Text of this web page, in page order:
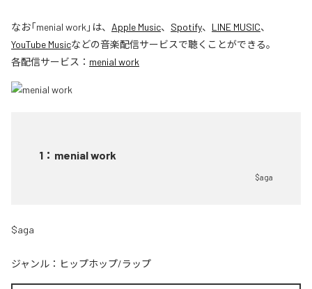
なお「menial work 」は、 Apple Music、 Spotify、 LINE MUSIC、
YouTube Musicなどの音楽配信サービスで聴くことができる。
各配信サービス： menial work
1 ： menial work
$aga
$aga
ジャンル： ヒップホップ/ラップ